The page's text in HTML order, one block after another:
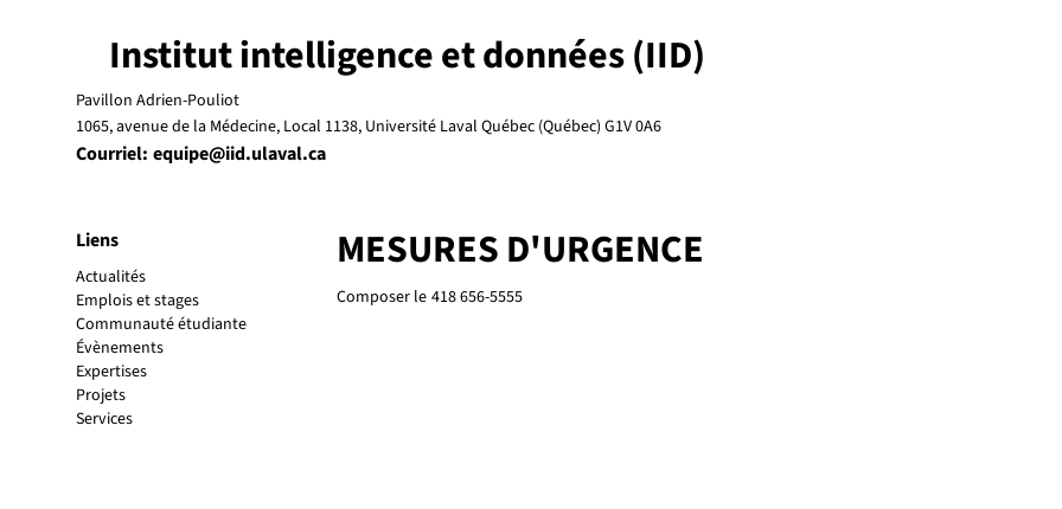
Liens
Actualités
Emplois et stages
Communauté étudiante
Évènements
Expertises
Projets
Services
MESURES D'URGENCE
Composer le 418 656-5555
Institut intelligence et données (IID)
Pavillon Adrien-Pouliot
1065, avenue de la Médecine, Local 1138, Université Laval Québec (Québec) G1V 0A6
Courriel: equipe@iid.ulaval.ca